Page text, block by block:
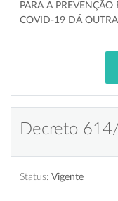
PARA A
COVID-19 DÁ
Decreto
Status: Vigente